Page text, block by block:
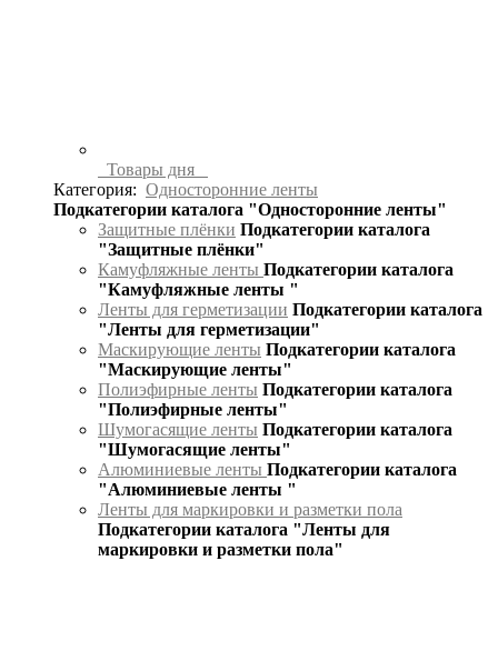
Товары дня
Категория: Односторонние ленты
Подкатегории каталога "Односторонние ленты"
Защитные плёнки Подкатегории каталога
"Защитные плёнки"
Камуфляжные ленты Подкатегории каталога
"Камуфляжные ленты "
Ленты для герметизации Подкатегории каталога
"Ленты для герметизации"
Маскирующие ленты Подкатегории каталога
"Маскирующие ленты"
Полиэфирные ленты Подкатегории каталога
"Полиэфирные ленты"
Шумогасящие ленты Подкатегории каталога
"Шумогасящие ленты"
Алюминиевые ленты Подкатегории каталога
"Алюминиевые ленты "
Ленты для маркировки и разметки пола
Подкатегории каталога "Ленты для
маркировки и разметки пола"